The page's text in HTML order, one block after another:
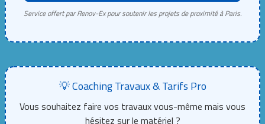
Service offert par Renov-Ex pour soutenir les projets de proximité à Paris.
💡 Coaching Travaux & Tarifs Pro
Vous souhaitez faire vos travaux vous-même mais vous
hésitez sur le matériel ?